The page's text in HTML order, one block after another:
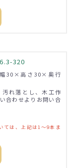
320
30×高さ30×奥行
れ落とし、木工作
合わせよりお問い合
ては、上記は1～9本ま